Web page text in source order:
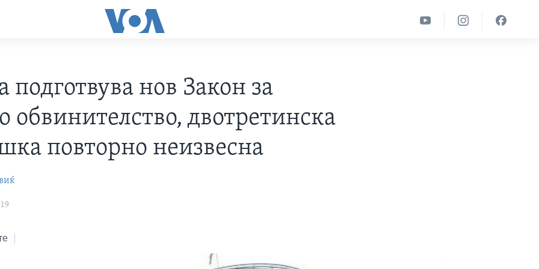
подготвува нов Закон за
обвинителство, двотретинска
повторно неизвесна